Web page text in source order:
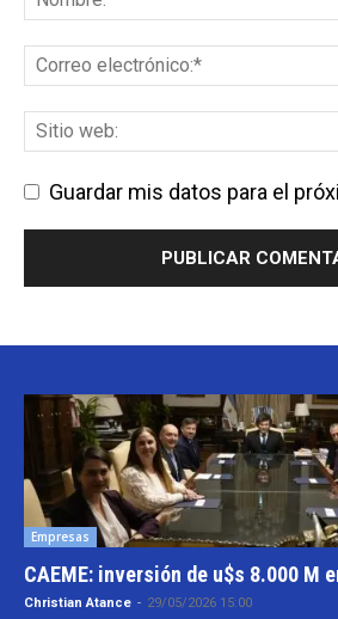
Guardar mis datos para el
Empresas
CAEME: inversión de u$s 8.000 M
Christian Atance - 29/05/2026 15:00